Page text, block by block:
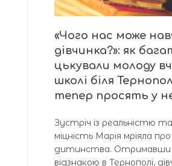
«Чого нас може
дівчинка?»: як
цькували молоду
школі біля
тепер просять у
Зустріч із реальністю
міцність Марія мріяла
дитинства. Отримавши
відзнакою в Тернополі,